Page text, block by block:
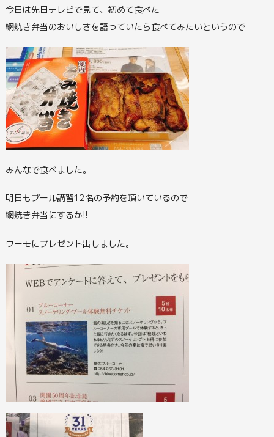
今日は先日テレビで見て、初めて食べた
網焼き弁当のおいしさを語っていたら食べてみたいというので
みんなで食べました。
明日もプール講習12名の予約を頂いているので
網焼き弁当にするか!!
ウーモにプレゼント出しました。